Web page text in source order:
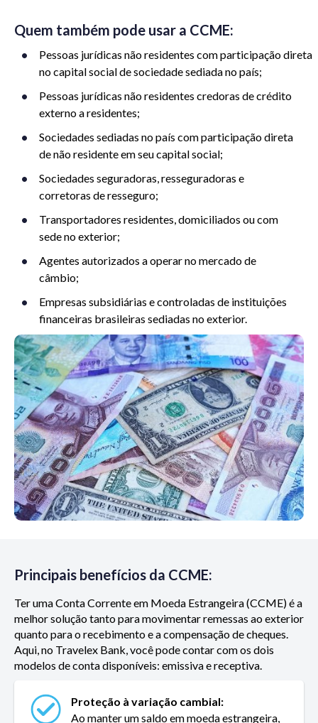
Quem também pode usar a CCME:
Pessoas jurídicas não residentes com participação direta
no capital social de sociedade sediada no país;
Pessoas jurídicas não residentes credoras de crédito
externo a residentes;
Sociedades sediadas no país com participação direta
de não residente em seu capital social;
Sociedades seguradoras, resseguradoras e
corretoras de resseguro;
Transportadores residentes, domiciliados ou com
sede no exterior;
Agentes autorizados a operar no mercado de
câmbio;
Empresas subsidiárias e controladas de instituições
financeiras brasileiras sediadas no exterior.
Principais benefícios da CCME:
Ter uma Conta Corrente em Moeda Estrangeira (CCME) é a
melhor solução tanto para movimentar remessas ao exterior
quanto para o recebimento e a compensação de cheques.
Aqui, no Travelex Bank, você pode contar com os dois
modelos de conta disponíveis: emissiva e receptiva.
Proteção à variação cambial:
Ao manter um saldo em moeda estrangeira,